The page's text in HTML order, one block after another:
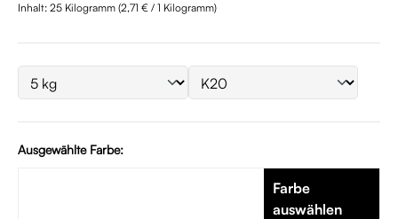
Inhalt: 25 Kilogramm (2,71 € / 1 Kilogramm)
Ausgewählte Farbe:
Farbe
auswählen